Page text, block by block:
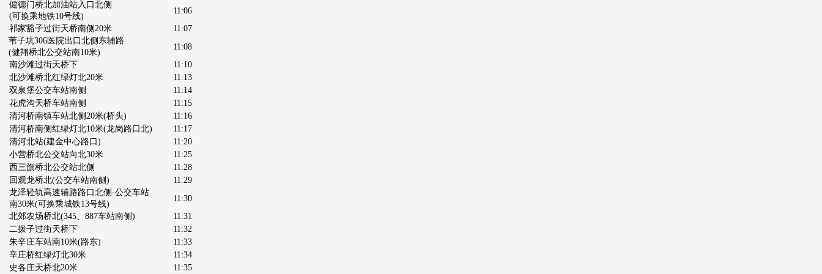
健德门桥北加油站入口北侧
(可换乘地铁10号线)
11:06
祁家豁子过街天桥南侧20米
11:07
苇子坑306医院出口北侧东辅路
(健翔桥北公交站南10米)
11:08
南沙滩过街天桥下
11:10
北沙滩桥北红绿灯北20米
11:13
双泉堡公交车站南侧
11:14
花虎沟天桥车站南侧
11:15
清河桥南镇车站北侧20米(桥头)
11:16
清河桥南侧红绿灯北10米(龙岗路口北)
11:17
清河北站(建金中心路口)
11:20
小营桥北公交站向北30米
11:25
西三旗桥北公交站北侧
11:28
回观龙桥北(公交车站南侧)
11:29
龙泽轻轨高速辅路路口北侧-公交车站
南30米(可换乘城铁13号线)
11:30
北郊农场桥北(345、887车站南侧)
11:31
二拨子过街天桥下
11:32
朱辛庄车站南10米(路东)
11:33
辛庄桥红绿灯北30米
11:34
史各庄天桥北20米
11:35